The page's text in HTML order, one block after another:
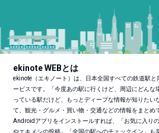
ekinote WEBとは
ekinote（エキノート）は、日本全国すべての鉄道駅
ービスです。「今度あの駅に行くけど、周辺にどんな
っている駅だけど、もっとディープな情報が知りたい
て、観光・グルメ・買い物・交通などの情報をまとめ
Androidアプリをインストールすれば、「お気に入り
やエキメシの投稿」「全国の駅へのチェックイン」も